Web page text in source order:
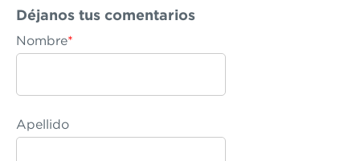
Déjanos tus comentarios
Nombre*
Apellido